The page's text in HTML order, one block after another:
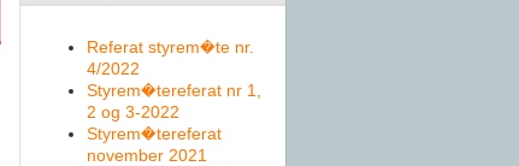
Referat styrem�te nr.
4/2022
Styrem�tereferat nr 1,
2 og 3-2022
Styrem�tereferat
november 2021